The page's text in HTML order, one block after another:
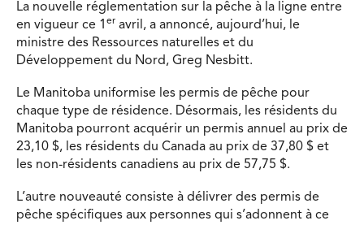
La nouvelle réglementation sur la pêche à la ligne entre
en vigueur ce 1 er avril, a annoncé, aujourd’hui, le
ministre des Ressources naturelles et du
Développement du Nord, Greg Nesbitt.
Le Manitoba uniformise les permis de pêche pour
chaque type de résidence. Désormais, les résidents du
Manitoba pourront acquérir un permis annuel au prix de
23,10 $, les résidents du Canada au prix de 37,80 $ et
les non-résidents canadiens au prix de 57,75 $.
L’autre nouveauté consiste à délivrer des permis de
pêche spécifiques aux personnes qui s’adonnent à ce